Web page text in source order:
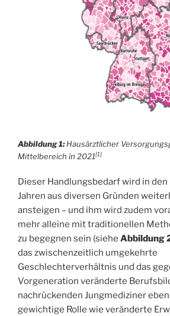
Abbildung 1:Hausärztlicher
Mittelbereich in 2021[1]
Dieser Handlungsbedarf wird in
Jahren aus diversen Gründen
ansteigen – und ihm wird zudem
mehr alleine mit traditionellen
zu begegnen sein (siehe Abbildung
das zwischenzeitlich umgekehrte
Geschlechterverhältnis und das
Vorgeneration veränderte
nachrückenden Jungmediziner
gewichtige Rolle wie veränderte